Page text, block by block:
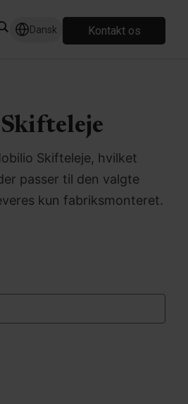
Dansk Kontakt os
Skifteleje, hvilket
passer til den valgte
kun fabriksmonteret.